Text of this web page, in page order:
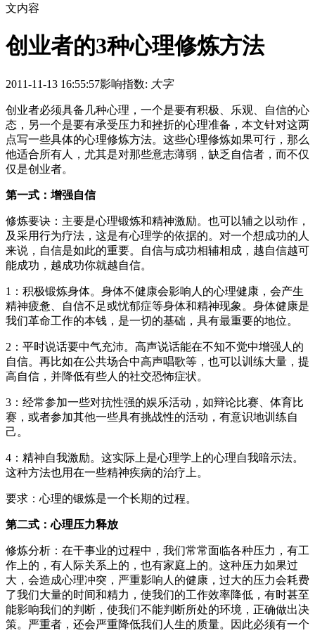
文内容
创业者的3种心理修炼方法
2011-11-13 16:55:57影响指数: 大字
创业者必须具备几种心理，一个是要有积极、乐观、自信的心
态，另一个是要有承受压力和挫折的心理准备，本文针对这两
点写一些具体的心理修炼方法。这些心理修炼如果可行，那么
他适合所有人，尤其是对那些意志薄弱，缺乏自信者，而不仅
仅是创业者。
第一式：增强自信
修炼要诀：主要是心理锻炼和精神激励。也可以辅之以动作，
及采用行为疗法，这是有心理学的依据的。对一个想成功的人
来说，自信是如此的重要。自信与成功相辅相成，越自信越可
能成功，越成功你就越自信。
1：积极锻炼身体。身体不健康会影响人的心理健康，会产生
精神疲惫、自信不足或忧郁症等身体和精神现象。身体健康是
我们革命工作的本钱，是一切的基础，具有最重要的地位。
2：平时说话要中气充沛。高声说话能在不知不觉中增强人的
自信。再比如在公共场合中高声唱歌等，也可以训练大量，提
高自信，并降低有些人的社交恐怖症状。
3：经常参加一些对抗性强的娱乐活动，如辩论比赛、体育比
赛，或者参加其他一些具有挑战性的活动，有意识地训练自
己。
4：精神自我激励。这实际上是心理学上的心理自我暗示法。
这种方法也用在一些精神疾病的治疗上。
要求：心理的锻炼是一个长期的过程。
第二式：心理压力释放
修炼分析：在干事业的过程中，我们常常面临各种压力，有工
作上的，有人际关系上的，也有家庭上的。这种压力如果过
大，会造成心理冲突，严重影响人的健康，过大的压力会耗费
了我们大量的时间和精力，使我们的工作效率降低，有时甚至
能影响我们的判断，使我们不能判断所处的环境，正确做出决
策。严重者，还会严重降低我们人生的质量。因此必须有一个